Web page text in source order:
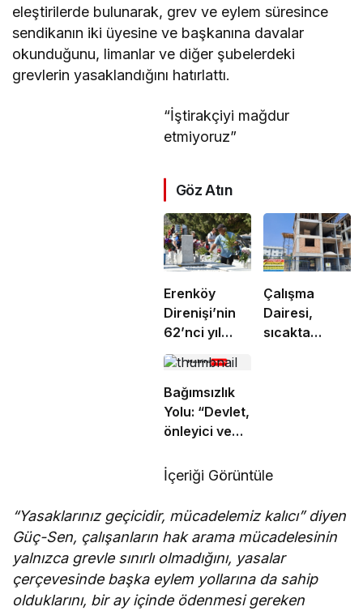
eleştirilerde bulunarak, grev ve eylem süresince
sendikanın iki üyesine ve başkanına davalar
okunduğunu, limanlar ve diğer şubelerdeki
grevlerin yasaklandığını hatırlattı.
“İştirakçiyi mağdur
etmiyoruz”
Göz Atın
Erenköy
Direnişi’nin
62’nci yıl
dönümünde
şehitler
törenle anıldı
Çalışma
Dairesi,
sıcakta
Bağımsızlık
Yolu: “Devlet,
önleyici ve
sorumluluklarını
yerine
getirmeli”
İçeriği Görüntüle
“Yasaklarınız geçicidir, mücadelemiz kalıcı” diyen
Güç-Sen, çalışanların hak arama mücadelesinin
yalnızca grevle sınırlı olmadığını, yasalar
çerçevesinde başka eylem yollarına da sahip
olduklarını, bir ay içinde ödenmesi gereken